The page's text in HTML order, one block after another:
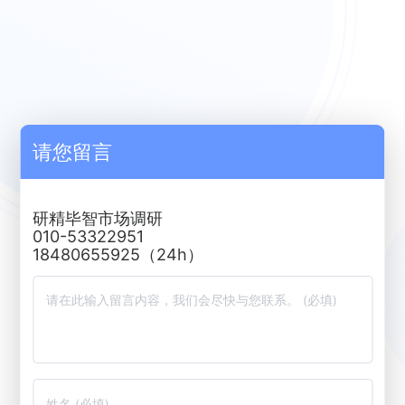
请您留言
研精毕智市场调研
010-53322951